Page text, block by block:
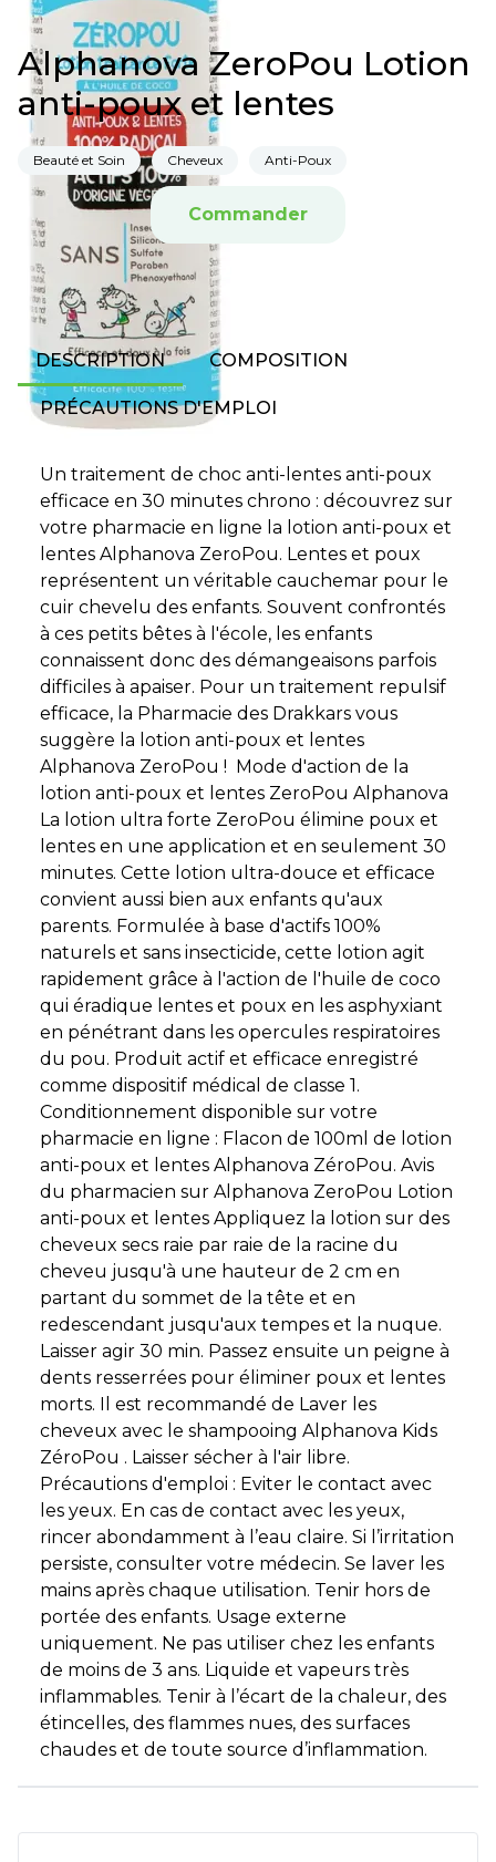
Alphanova ZeroPou Lotion
anti-poux et lentes
Beauté et Soin Cheveux Anti-Poux
Commander
DESCRIPTION COMPOSITION
PRÉCAUTIONS D'EMPLOI
Un traitement de choc anti-lentes anti-poux
efficace en 30 minutes chrono : découvrez sur
votre pharmacie en ligne la lotion anti-poux et
lentes Alphanova ZeroPou. Lentes et poux
représentent un véritable cauchemar pour le
cuir chevelu des enfants. Souvent confrontés
à ces petits bêtes à l'école, les enfants
connaissent donc des démangeaisons parfois
difficiles à apaiser. Pour un traitement repulsif
efficace, la Pharmacie des Drakkars vous
suggère la lotion anti-poux et lentes
Alphanova ZeroPou ! Mode d'action de la
lotion anti-poux et lentes ZeroPou Alphanova
La lotion ultra forte ZeroPou élimine poux et
lentes en une application et en seulement 30
minutes. Cette lotion ultra-douce et efficace
convient aussi bien aux enfants qu'aux
parents. Formulée à base d'actifs 100%
naturels et sans insecticide, cette lotion agit
rapidement grâce à l'action de l'huile de coco
qui éradique lentes et poux en les asphyxiant
en pénétrant dans les opercules respiratoires
du pou. Produit actif et efficace enregistré
comme dispositif médical de classe 1.
Conditionnement disponible sur votre
pharmacie en ligne : Flacon de 100ml de lotion
anti-poux et lentes Alphanova ZéroPou. Avis
du pharmacien sur Alphanova ZeroPou Lotion
anti-poux et lentes Appliquez la lotion sur des
cheveux secs raie par raie de la racine du
cheveu jusqu'à une hauteur de 2 cm en
partant du sommet de la tête et en
redescendant jusqu'aux tempes et la nuque.
Laisser agir 30 min. Passez ensuite un peigne à
dents resserrées pour éliminer poux et lentes
morts. Il est recommandé de Laver les
cheveux avec le shampooing Alphanova Kids
ZéroPou . Laisser sécher à l'air libre.
Précautions d'emploi : Eviter le contact avec
les yeux. En cas de contact avec les yeux,
rincer abondamment à l’eau claire. Si l’irritation
persiste, consulter votre médecin. Se laver les
mains après chaque utilisation. Tenir hors de
portée des enfants. Usage externe
uniquement. Ne pas utiliser chez les enfants
de moins de 3 ans. Liquide et vapeurs très
inflammables. Tenir à l’écart de la chaleur, des
étincelles, des flammes nues, des surfaces
chaudes et de toute source d’inflammation.